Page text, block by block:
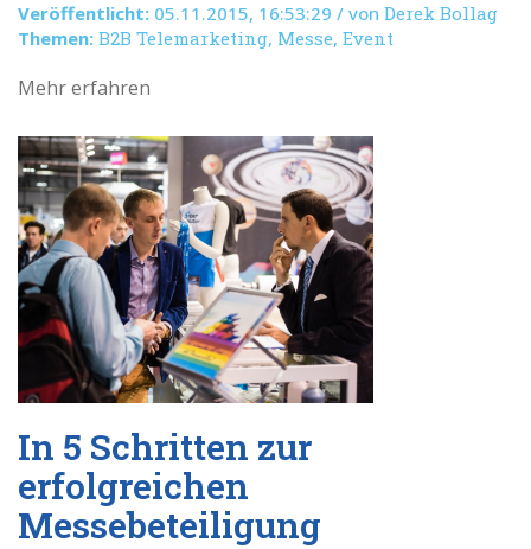
Veröffentlicht: 05.11.2015, 16:53:29 / von Derek Bollag
Themen: B2B Telemarketing, Messe, Event
Mehr erfahren
In 5 Schritten zur
erfolgreichen
Messebeteiligung